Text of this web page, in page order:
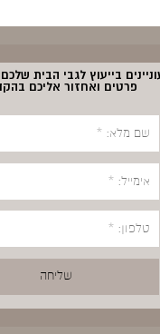
בייעוץ לגבי הבית
פרטים ואחזור אליכם